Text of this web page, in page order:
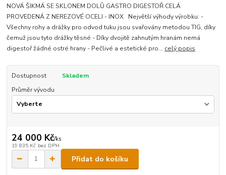
NOVÁ ŠIKMÁ SE SKLONEM DOLŮ GASTRO DIGESTOŘ CELÁ
PROVEDENÁ Z NEREZOVÉ OCELI - INOX Největší výhody výrobku: -
Všechny rohy a drážky pro odvod tuku jsou svařovány metodou TIG, díky
čemuž jsou tyto drážky těsné - Díky dvojitě zahnutým hranám nemá
digestoř žádné ostré hrany - Pečlivé a estetické pro... celý popis
Dostupnost
Skladem
Průměr vývodu
24 000 Kč/ks
19 835 Kč bez DPH
Přidat do košíku